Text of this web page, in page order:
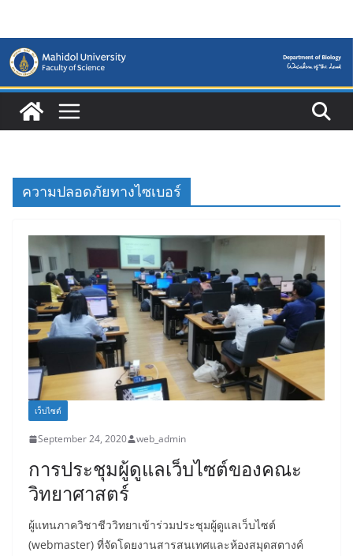
content
ความปลอดภัยทางไซเบอร์
เว็บไซต์
September 24, 2020 web_admin
การประชุมผู้ดูแลเว็บไซต์ของคณะ
วิทยาศาสตร์
ผู้แทนภาควิชาชีววิทยาเข้าร่วมประชุมผู้ดูแลเว็บไซต์
(webmaster) ที่จัดโดยงานสารสนเทศและห้องสมุดสตางค์